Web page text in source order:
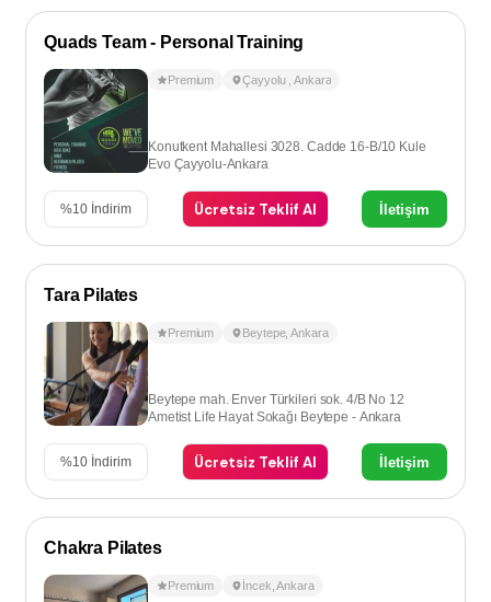
Quads Team - Personal Training
Premium Çayyolu ,Ankara
Konutkent Mahallesi 3028. Cadde 16-B/10 Kule
Evo Çayyolu-Ankara
%10 İndirim Ücretsiz Teklif Al İletişim
Tara Pilates
Premium Beytepe,Ankara
Beytepe mah. Enver Türkileri sok. 4/B No 12
Ametist Life Hayat Sokağı Beytepe - Ankara
%10 İndirim Ücretsiz Teklif Al İletişim
Chakra Pilates
Premium İncek ,Ankara